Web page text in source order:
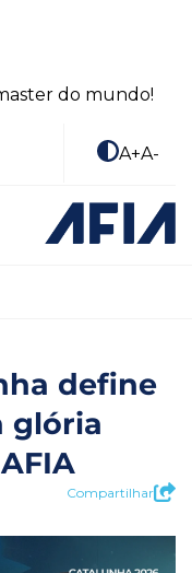
do mundo!
A+A-
define
glória
Compartilhar